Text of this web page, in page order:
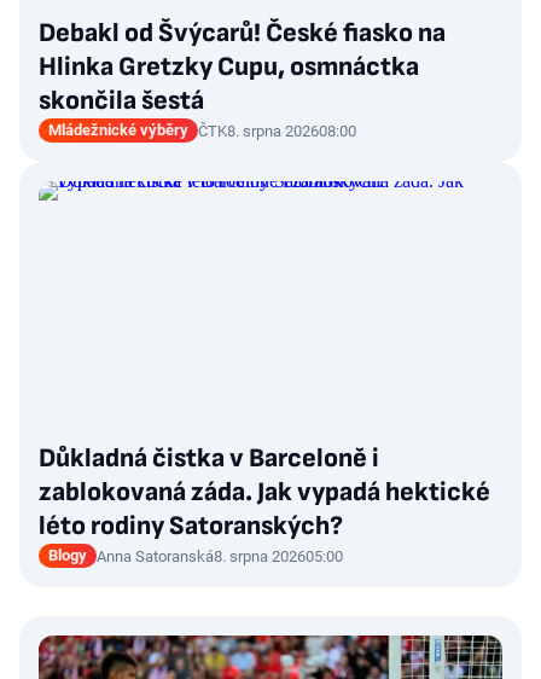
Debakl od Švýcarů! České fiasko na
Hlinka Gretzky Cupu, osmnáctka
skončila šestá
Mládežnické výběry ČTK8. srpna 202608:00
Důkladná čistka v Barceloně i
zablokovaná záda. Jak vypadá hektické
léto rodiny Satoranských?
Blogy Anna Satoranská8. srpna 202605:00